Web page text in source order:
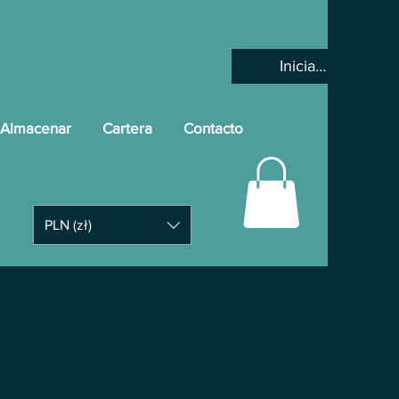
Almacenar Cartera Contacto
Iniciar sesión
PLN (zł)